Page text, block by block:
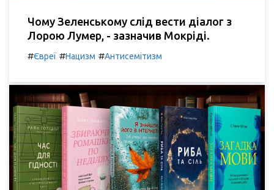
Чому Зеленському слід вести діалог з
Лорою Лумер, - зазначив Мокріді.
#Євреї #Нацизм #Антисемітизм